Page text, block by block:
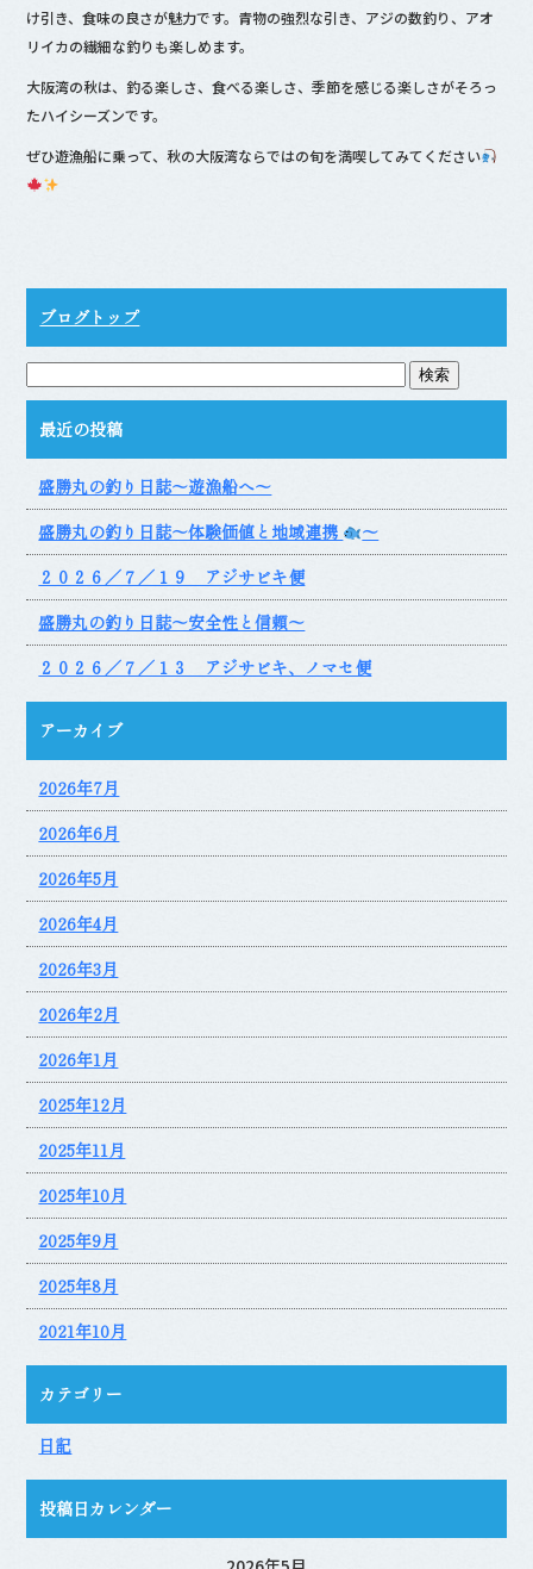
け引き、食味の良さが魅力です。青物の強烈な引き、アジの数釣り、アオ
リイカの繊細な釣りも楽しめます。
大阪湾の秋は、釣る楽しさ、食べる楽しさ、季節を感じる楽しさがそろっ
たハイシーズンです。
ぜひ遊漁船に乗って、秋の大阪湾ならではの旬を満喫してみてください
ブログトップ
最近の投稿
盛勝丸の釣り日誌～遊漁船へ～
盛勝丸の釣り日誌～体験価値と地域連携
～
２０２６／７／１９ アジサビキ便
盛勝丸の釣り日誌～安全性と信頼～
２０２６／７／１３ アジサビキ、ノマセ便
アーカイブ
2026年7月
2026年6月
2026年5月
2026年4月
2026年3月
2026年2月
2026年1月
2025年12月
2025年11月
2025年10月
2025年9月
2025年8月
2021年10月
カテゴリー
日記
投稿日カレンダー